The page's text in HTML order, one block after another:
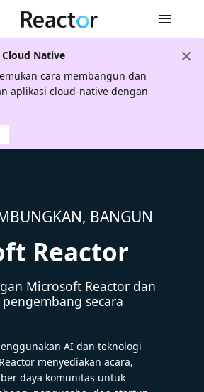
Native
cara membangun dan
aplikasi cloud-native dengan
BANGUN
Reactor
Microsoft Reactor dan
secara
AI dan teknologi
menyediakan acara,
daya komunitas untuk